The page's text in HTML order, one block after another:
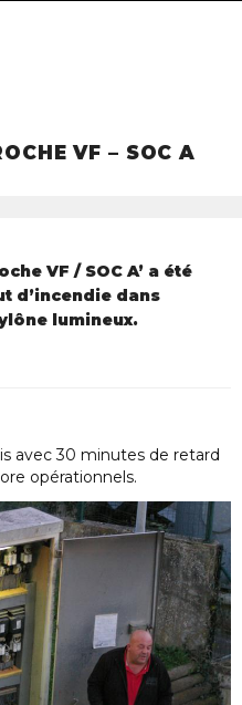
VF – SOC A
VF / SOC A’ a été
d’incendie dans
lumineux.
avec 30 minutes de retard
opérationnels.